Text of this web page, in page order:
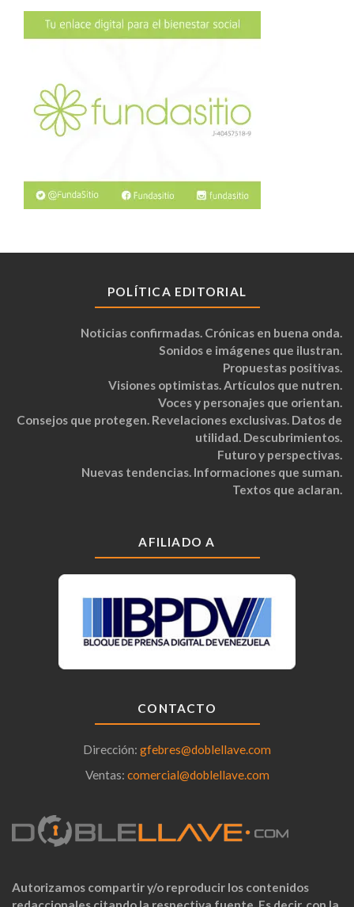
POLÍTICA EDITORIAL
Noticias confirmadas. Crónicas en buena onda.
Sonidos e imágenes que ilustran.
Propuestas positivas.
Visiones optimistas. Artículos que nutren.
Voces y personajes que orientan.
Consejos que protegen. Revelaciones exclusivas. Datos de
utilidad. Descubrimientos.
Futuro y perspectivas.
Nuevas tendencias. Informaciones que suman.
Textos que aclaran.
AFILIADO A
CONTACTO
Dirección: gfebres@doblellave.com
Ventas: comercial@doblellave.com
Autorizamos compartir y/o reproducir los contenidos